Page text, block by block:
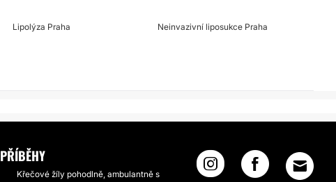
Lipolýza Praha
Neinvazivní liposukce Praha
PŘÍBĚHY
Křečové žíly pohodlně, ambulantně s